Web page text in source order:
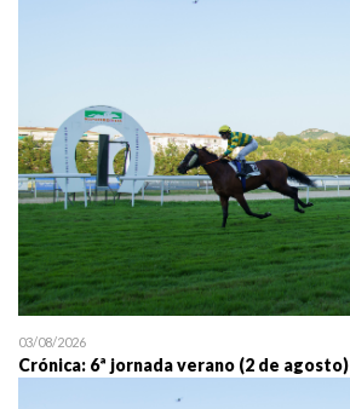
03/08/2026
Crónica: 6ª jornada verano (2 de agosto)